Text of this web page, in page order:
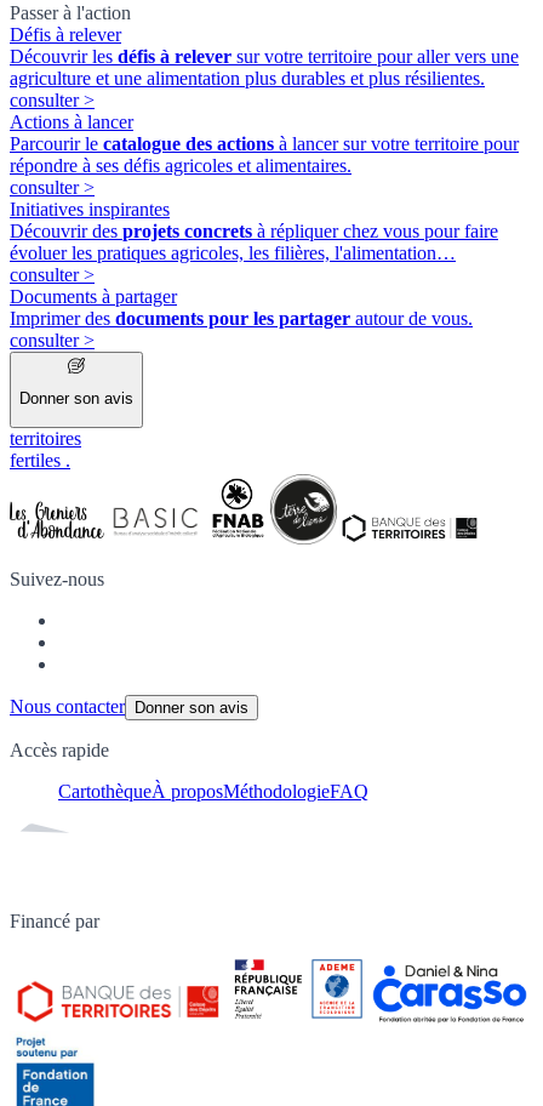
Passer à l'action
Défis à relever
Découvrir les défis à relever sur votre territoire pour aller vers une
agriculture et une alimentation plus durables et plus résilientes.
consulter>
Actions à lancer
Parcourir le catalogue des actions à lancer sur votre territoire pour
répondre à ses défis agricoles et alimentaires.
consulter>
Initiatives inspirantes
Découvrir des projets concrets à répliquer chez vous pour faire
évoluer les pratiques agricoles, les filières, l'alimentation…
consulter>
Documents à partager
Imprimer des documents pour les partager autour de vous.
consulter>
Donner son avis
territoires
fertiles .
Suivez-nous
Nous contacter Donner son avis
Accès rapide
CartothèqueÀ proposMéthodologieFAQ
Financé par